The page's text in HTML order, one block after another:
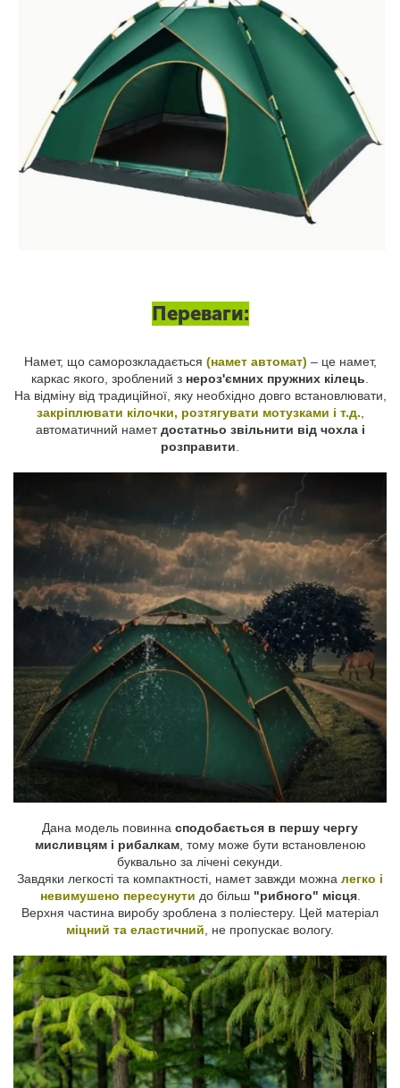
Переваги:
Намет, що саморозкладається (намет автомат) – це намет,
каркас якого, зроблений з нероз'ємних пружних кілець
На відміну від традиційної, яку необхідно довго встановлювати,
закріплювати кілочки, розтягувати мотузками і т.д.
автоматичний наметдостатньо звільнити від чохла і
розправити
Дана модель повинна сподобається в першу чергу
мисливцям і рибалкам, тому може бути встановленою
буквально за лічені секунди.
Завдяки легкості та компактності, намет завжди можна легко і
невимушено пересунути до більш "рибного" місця.
Верхня частина виробу зроблена з поліестеру. Цей матеріал
міцний та еластичний, не пропускає вологу.